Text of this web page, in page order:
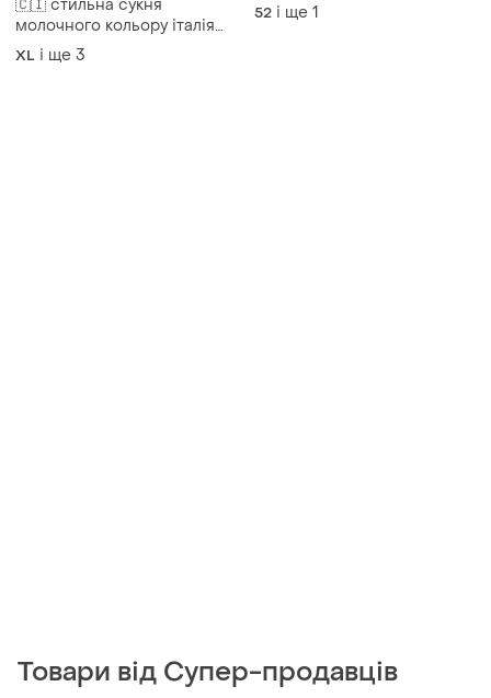
🇨🇮 стильна сукня
молочного кольору італія
🇨🇮
XL і ще 3
52 і ще 1
Товари від Супер-продавців